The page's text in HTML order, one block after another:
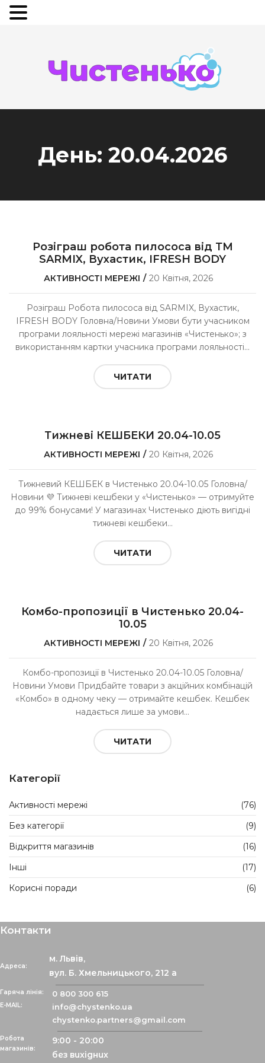
День: 20.04.2026
Розіграш робота пилососа від ТМ
SARMIX, Вухастик, IFRESH BODY
АКТИВНОСТІ МЕРЕЖІ 20 Квітня, 2026
Розіграш Робота пилососа від SARMIX, Вухастик,
IFRESH BODY Головна/Новини Умови бути учасником
програми лояльності мережі магазинів «Чистенько»; з
використанням картки учасника програми лояльності...
ЧИТАТИ
Тижневі КЕШБЕКИ 20.04-10.05
АКТИВНОСТІ МЕРЕЖІ 20 Квітня, 2026
Тижневий КЕШБЕК в Чистенько 20.04-10.05 Головна/
Новини 💜 Тижневі кешбеки у «Чистенько» — отримуйте
до 99% бонусами! У магазинах Чистенько діють вигідні
тижневі кешбеки...
ЧИТАТИ
Комбо-пропозиції в Чистенько 20.04-
10.05
АКТИВНОСТІ МЕРЕЖІ 20 Квітня, 2026
Комбо-пропозиції в Чистенько 20.04-10.05 Головна/
Новини Умови Придбайте товари з акційних комбінацій
«Комбо» в одному чеку — отримайте кешбек. Кешбек
надається лише за умови...
ЧИТАТИ
Категорії
Активності мережі
(76)
Без категорії
(9)
Відкриття магазинів
(16)
Інші
(17)
Корисні поради
(6)
Контакти
Адреса:
м. Львів,
вул. Б. Хмельницького, 212 а
Гаряча лінія: 0 800 300 615
info@chystenko.ua
chystenko.partners@gmail.com
Робота
магазинів:
9:00 - 20:00
без вихідних